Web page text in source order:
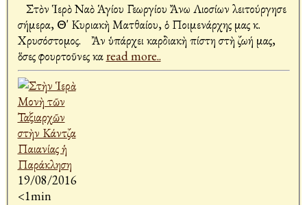
Στὸν Ἱερὸ Ναὸ Ἁγίου Γεωργίου Ἄνω Λιοσίων λειτούργησε
σήμερα, Θ' Κυριακὴ Ματθαίου, ὁ Ποιμενάρχης μας κ.
Χρυσόστομος. Ἂν ὑπάρχει καρδιακὴ πίστη στὴ ζωή μας,
ὅσες φουρτοῦνες καread more..
19/08/2016
<1min